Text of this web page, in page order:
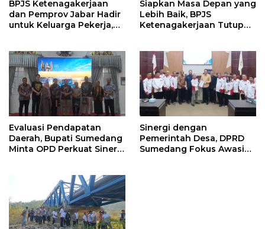
BPJS Ketenagakerjaan
dan Pemprov Jabar Hadir
untuk Keluarga Pekerja,
Siapkan Masa Depan yang
Lebih Baik, BPJS
Ketenagakerjaan Tutup
Evaluasi Pendapatan
Daerah, Bupati Sumedang
Minta OPD Perkuat Sinergi
Sinergi dengan
Pemerintah Desa, DPRD
Sumedang Fokus Awasi